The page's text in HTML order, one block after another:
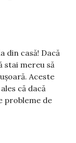
din casă! Dacă
stai mereu să
Aceste
că dacă
probleme de